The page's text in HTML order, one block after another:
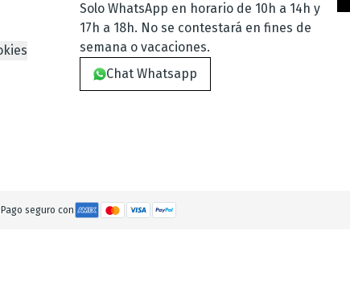
Solo WhatsApp en horario de 10h a 14h y
17h a 18h. No se contestará en fines de
semana o vacaciones.
Chat Whatsapp
Pago seguro con